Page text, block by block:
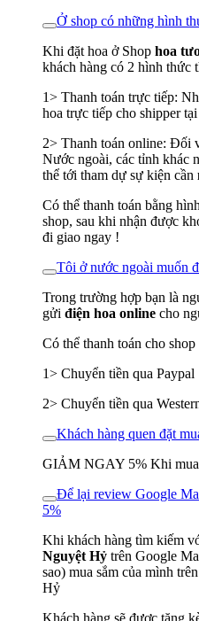
Ở shop có những hình
Khi đặt hoa ở Shop hoa
khách hàng có 2 hình thức
1> Thanh toán trực tiếp:
hoa trực tiếp cho shipper
2> Thanh toán online: Đối
Nước ngoài, các tỉnh khác
thể tới tham dự sự kiện cần
Có thể thanh toán bằng
shop, sau khi nhận được
đi giao ngay !
Tôi ở nước ngoài muốn
Trong trường hợp bạn là
gửi điện hoa online cho
Có thể thanh toán cho
1> Chuyển tiền qua Paypal
2> Chuyển tiền qua
Khách hàng quen đặt
GIẢM NGAY 5% Khi mua
Để lại review Google
5%
Khi khách hàng tìm kiếm
Nguyệt Hỷ trên Google
sao) mua sắm của mình
Hỷ
Khách hàng sẽ được tặng